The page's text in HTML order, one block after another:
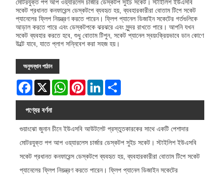
মোটরযুক্ত পপ আপ ওয়্যারলেস চার্জার ডেস্কটপ সুইচ সকেট। স্টাইলিশ ইউএসবি
সকেট প্রধানত কনফারেন্স ডেস্কটপে ব্যবহৃত হয়, ব্যবহারকারীরা বোতাম টিপে সকেট
প্যানেলের ফ্লিপ নিয়ন্ত্রণ করতে পারেন। ফ্লিপ প্যানেল ডিজাইন সকেটের গর্তগুলিকে
আড়াল করতে পারে এবং ডেস্কটপকে ঝরঝরে এবং সুন্দর রাখতে পারে। আপনি যখন
সকেট ব্যবহার করতে হবে, শুধু বোতাম টিপুন, সকেট প্যানেল স্বয়ংক্রিয়ভাবে ডান কোণে
উল্টে যাবে, যাতে প্লাগ সন্নিবেশ করা সহজ হয়।
অনুসন্ধান পাঠান
Facebook
X WhatsAppPinterestLinkedIn
পণ্যের বর্ণনা
গুয়াংঝো জুনান চীনে ইউএসবি আউটলেট প্রস্তুতকারকের সাথে একটি পেশাদার
মোটরযুক্ত পপ আপ ওয়্যারলেস চার্জার ডেস্কটপ সুইচ সকেট। স্টাইলিশ ইউএসবি
সকেট প্রধানত কনফারেন্স ডেস্কটপে ব্যবহৃত হয়, ব্যবহারকারীরা বোতাম টিপে সকেট
প্যানেলের ফ্লিপ নিয়ন্ত্রণ করতে পারেন। ফ্লিপ প্যানেল ডিজাইন সকেটের